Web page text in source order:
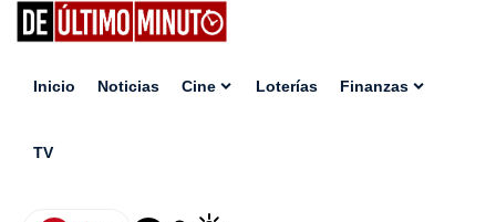
Inicio Noticias Cine Loterías Finanzas
TV